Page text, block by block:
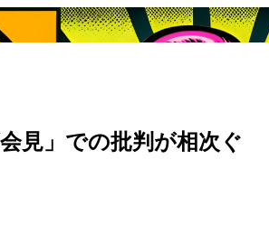
見」での批判が相次ぐ